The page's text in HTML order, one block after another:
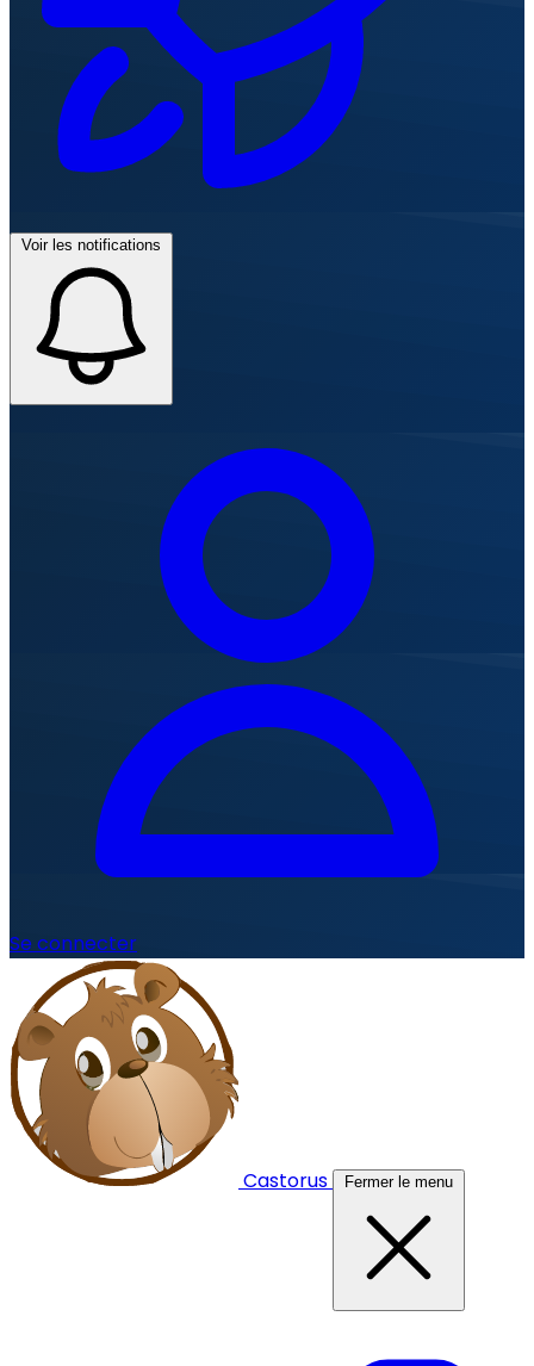
Voir les notifications
Se connecter
Castorus Fermer le menu